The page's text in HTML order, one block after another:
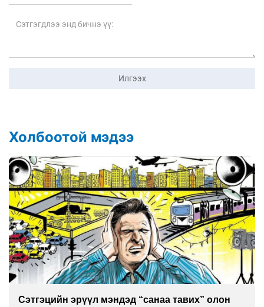
Илгээх
Холбоотой мэдээ
Сэтгэцийн эрүүл мэндэд “санаа тавих” олон